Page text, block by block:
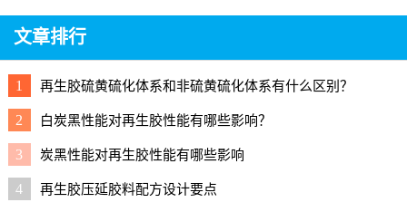
文章排行
1 再生胶硫黄硫化体系和非硫黄硫化体系有什么区别？
2 白炭黑性能对再生胶性能有哪些影响？
3 炭黑性能对再生胶性能有哪些影响
4 再生胶压延胶料配方设计要点